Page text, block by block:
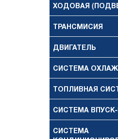
ХОДОВАЯ
ТРАНСМИСИЯ
ДВИГАТЕЛЬ
СИСТЕМА
ТОПЛИВНАЯ
СИСТЕМА
СИСТЕМА